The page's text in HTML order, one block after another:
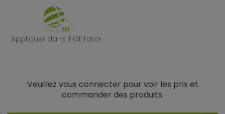
Appliquer dans TIGERator
Appliquer dans TIGERator
Veuillez vous connecter pour voir les prix et
commander des produits.